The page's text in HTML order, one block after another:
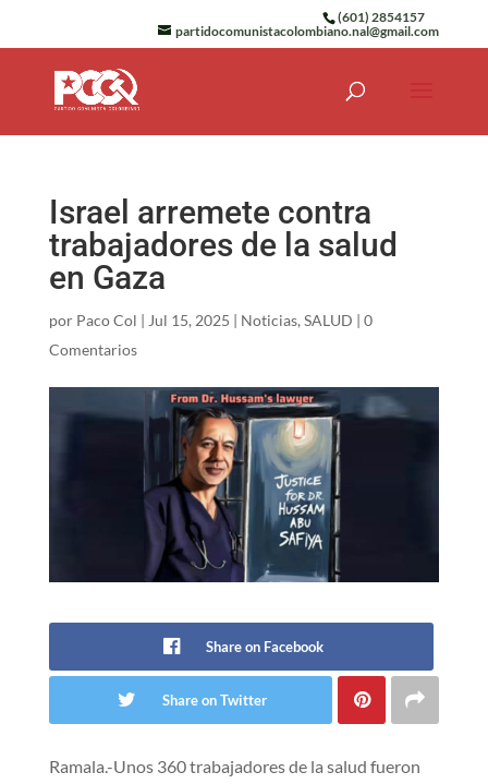
(601) 2854157
partidocomunistacolombiano.nal@gmail.com
Israel arremete contra
trabajadores de la salud
en Gaza
por Paco Col | Jul 15, 2025 | Noticias, SALUD | 0
Comentarios
Share on Facebook
Share on Twitter
Ramala.-Unos 360 trabajadores de la salud fueron